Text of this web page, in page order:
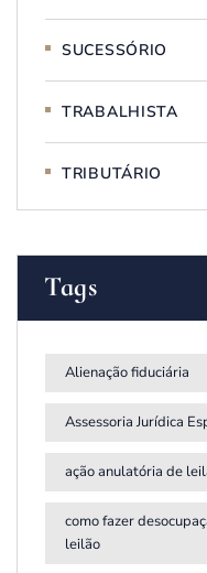
SUCESSÓRIO
TRABALHISTA
TRIBUTÁRIO
Tags
Alienação fiduciária
Assessoria Jurídica
ação anulatória de
como fazer
leilão